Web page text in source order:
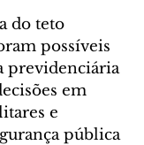
do teto
possíveis
previdenciária
em
e
pública